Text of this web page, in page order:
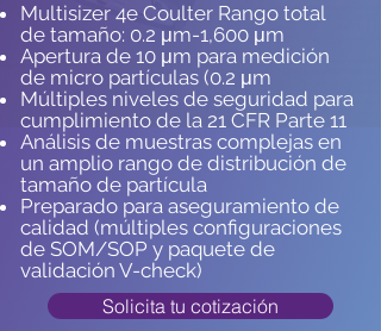
Multisizer 4e Coulter Rango total
de tamaño: 0.2 μm-1,600 μm
Apertura de 10 μm para medición
de micro partículas (0.2 μm
Múltiples niveles de seguridad para
cumplimiento de la 21 CFR Parte 11
Análisis de muestras complejas en
un amplio rango de distribución de
tamaño de partícula
Preparado para aseguramiento de
calidad (múltiples configuraciones
de SOM/SOP y paquete de
validación V-check)
Solicita tu cotización